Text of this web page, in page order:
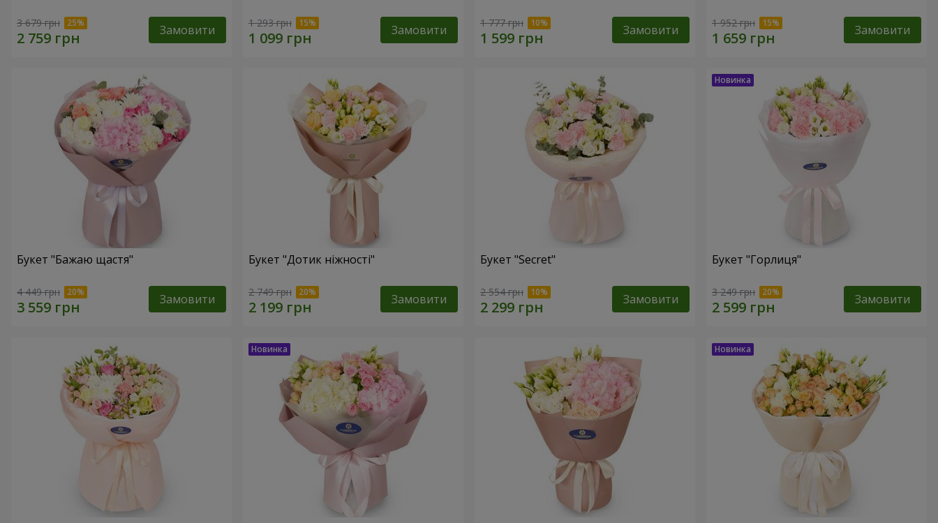
3 679 грн Замовити 1 293 грн Замовити 1 777 грн Замовити 1 952 грн Замовити
Букет "Бажаю щастя"
4 449 грн Замовити
Букет "Дотик ніжності"
2 749 грн Замовити
Букет "Secret"
2 554 грн Замовити
Букет "Горлиця"
3 249 грн Замовити